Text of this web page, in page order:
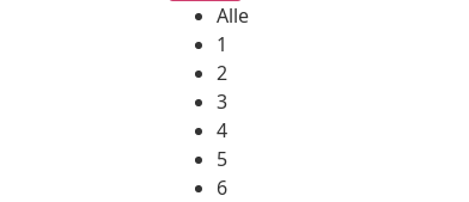
Alle
1
2
3
4
5
6